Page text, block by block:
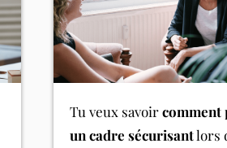
Tu veux savoircomment
un cadre sécurisantlors